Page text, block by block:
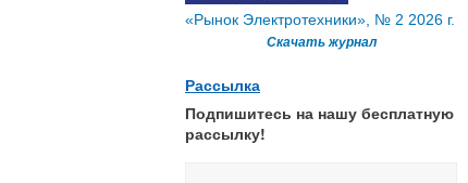
«Рынок Электротехники», № 2 2026 г.
Скачать журнал
Рассылка
Подпишитесь на нашу бесплатную
рассылку!